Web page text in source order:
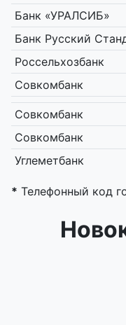
Банк «УРАЛСИБ»
Банк Русский
Россельхозбанк
Совкомбанк
Совкомбанк
Совкомбанк
Углеметбанк
* Телефонный код